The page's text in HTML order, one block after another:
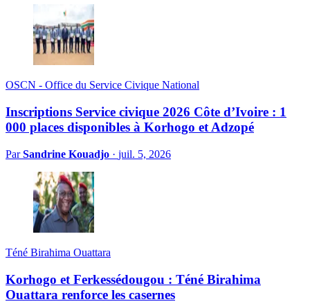
OSCN - Office du Service Civique National
Inscriptions Service civique 2026 Côte d’Ivoire : 1
000 places disponibles à Korhogo et Adzopé
ParSandrine Kouadjo · juil. 5, 2026
Téné Birahima Ouattara
Korhogo et Ferkessédougou : Téné Birahima
Ouattara renforce les casernes